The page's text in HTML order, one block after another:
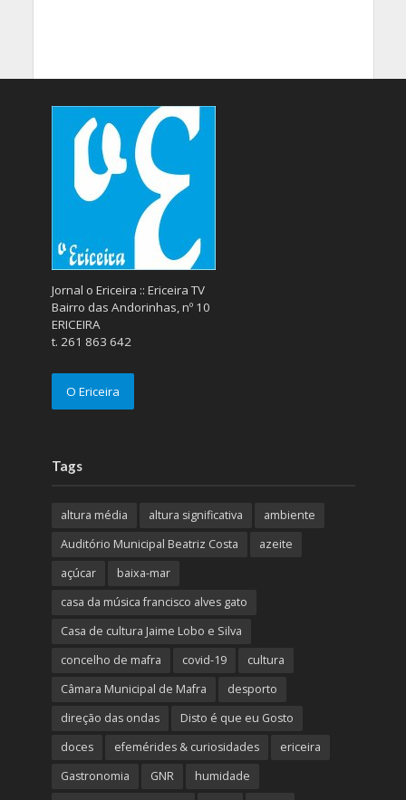
Jornal o Ericeira :: Ericeira TV
Bairro das Andorinhas, nº 10
ERICEIRA
t. 261 863 642
O Ericeira
Tags
altura média altura significativa
ambiente
Auditório Municipal Beatriz Costa
azeite
açúcar
baixa-mar
casa da música francisco alves gato
Casa de cultura Jaime Lobo e Silva
concelho de mafra
covid-19
cultura
Câmara Municipal de Mafra
desporto
direção das ondas
Disto é que eu Gosto
doces
efemérides & curiosidades
ericeira
Gastronomia
GNR
humidade